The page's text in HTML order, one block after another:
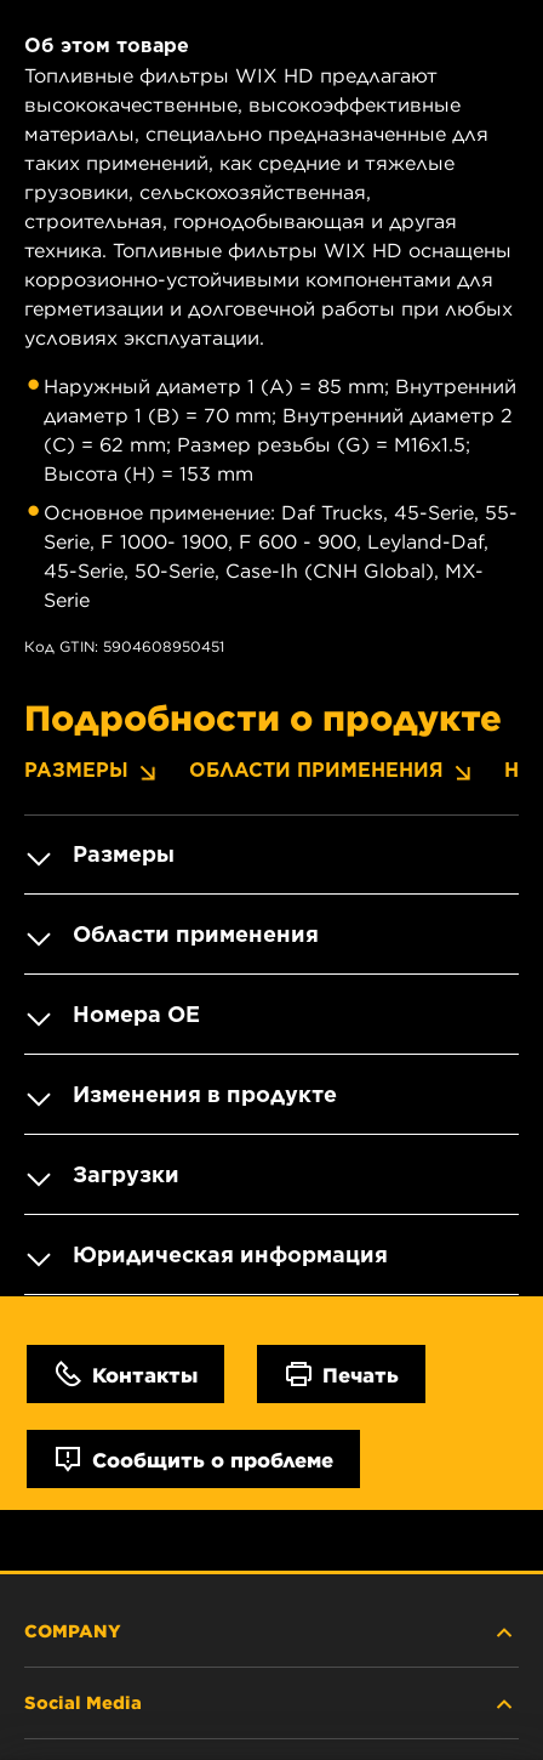
Об этом товаре
Топливные фильтры WIX HD предлагают
высококачественные, высокоэффективные
материалы, специально предназначенные для
таких применений, как средние и тяжелые
грузовики, сельскохозяйственная,
строительная, горнодобывающая и другая
техника. Топливные фильтры WIX HD оснащены
коррозионно-устойчивыми компонентами для
герметизации и долговечной работы при любых
условиях эксплуатации.
Наружный диаметр 1 (A) = 85 mm; Внутренний
диаметр 1 (B) = 70 mm; Внутренний диаметр 2
(C) = 62 mm; Размер резьбы (G) = M16x1.5;
Высота (H) = 153 mm
Основное применение: Daf Trucks, 45-Serie, 55-
Serie, F 1000- 1900, F 600 - 900, Leyland-Daf,
45-Serie, 50-Serie, Case-Ih (CNH Global), MX-
Serie
Код GTIN: 5904608950451
Подробности о продукте
РАЗМЕРЫ ОБЛАСТИ ПРИМЕНЕНИЯ
Размеры
Области применения
Номера OE
Изменения в продукте
Загрузки
Юридическая информация
Контакты Печать
Сообщить о проблеме
COMPANY
Social Media